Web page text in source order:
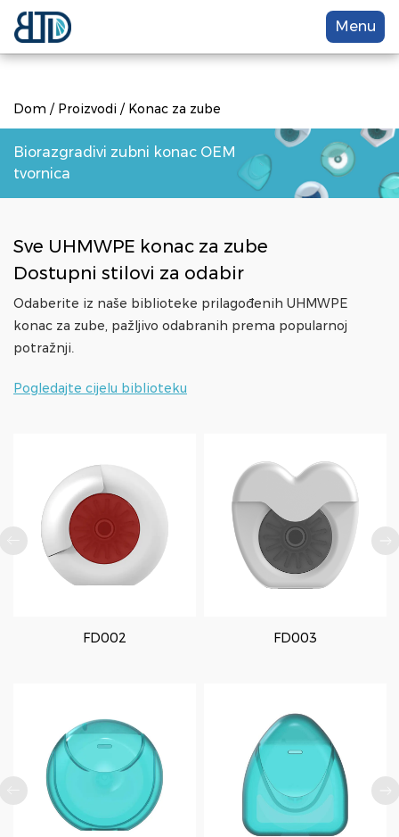
Menu
Dom / Proizvodi / Konac za zube
Biorazgradivi zubni konac OEM
tvornica
Sve UHMWPE konac za zube
Dostupni stilovi za odabir
Odaberite iz naše biblioteke prilagođenih UHMWPE
konac za zube, pažljivo odabranih prema popularnoj
potražnji.
Pogledajte cijelu biblioteku
FD002 FD003